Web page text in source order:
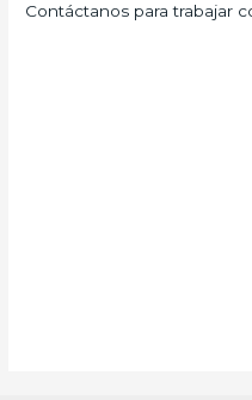
Contáctanos para trabajar